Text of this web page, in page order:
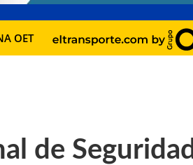
OET
de Seguridad